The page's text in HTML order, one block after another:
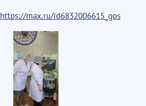
https://max.ru/id6832006615_gos